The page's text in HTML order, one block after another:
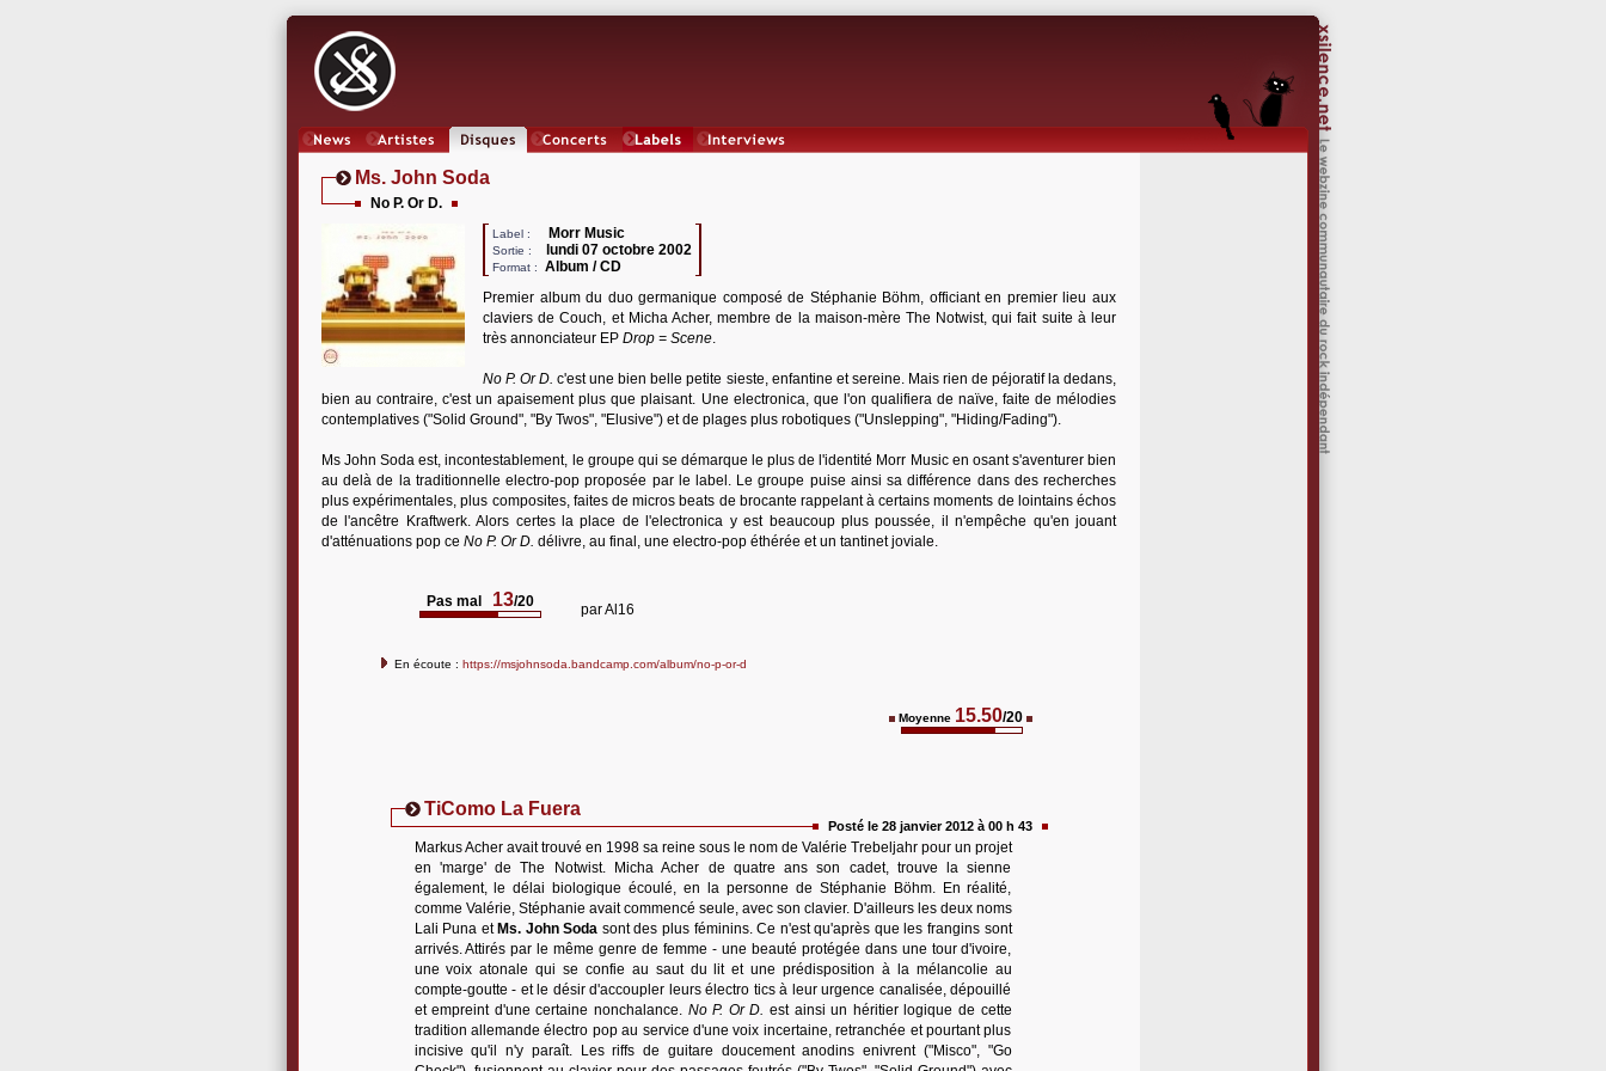
Ms. John Soda
No P. Or D.
Label : Morr Music
Sortie : lundi 07 octobre 2002
Format :
Album / CD
Premier album du duo germanique composé de Stéphanie Böhm, officiant en premier lieu aux
claviers de Couch, et Micha Acher, membre de la maison-mère The Notwist, qui fait suite à leur
très annonciateur EP Drop = Scene.
No P. Or D. c'est une bien belle petite sieste, enfantine et sereine. Mais rien de péjoratif la dedans,
bien au contraire, c'est un apaisement plus que plaisant. Une electronica, que l'on qualifiera de naïve, faite de mélodies
contemplatives ("Solid Ground", "By Twos", "Elusive") et de plages plus robotiques ("Unslepping", "Hiding/Fading").
Ms John Soda est, incontestablement, le groupe qui se démarque le plus de l'identité Morr Music en osant s'aventurer bien
au delà de la traditionnelle electro-pop proposée par le label. Le groupe puise ainsi sa différence dans des recherches
plus expérimentales, plus composites, faites de micros beats de brocante rappelant à certains moments de lointains échos
de l'ancêtre Kraftwerk. Alors certes la place de l'electronica y est beaucoup plus poussée, il n'empêche qu'en jouant
d'atténuations pop ce No P. Or D. délivre, au final, une electro-pop éthérée et un tantinet joviale.
Pas mal 13/20 parAl16
En écoute : https://msjohnsoda.bandcamp.com/album/no-p-or-d
Moyenne 15.50/20
TiComo La Fuera
Posté le 28 janvier 2012 à 00 h 43
Markus Acher avait trouvé en 1998 sa reine sous le nom de Valérie Trebeljahr pour un projet
en 'marge' de The Notwist. Micha Acher de quatre ans son cadet, trouve la sienne
également, le délai biologique écoulé, en la personne de Stéphanie Böhm. En réalité,
comme Valérie, Stéphanie avait commencé seule, avec son clavier. D'ailleurs les deux noms
Lali Puna et Ms. John Soda sont des plus féminins. Ce n'est qu'après que les frangins sont
arrivés. Attirés par le même genre de femme - une beauté protégée dans une tour d'ivoire,
une voix atonale qui se confie au saut du lit et une prédisposition à la mélancolie au
compte-goutte - et le désir d'accoupler leurs électro tics à leur urgence canalisée, dépouillé
et empreint d'une certaine nonchalance. No P. Or D. est ainsi un héritier logique de cette
tradition allemande électro pop au service d'une voix incertaine, retranchée et pourtant plus
incisive qu'il n'y paraît. Les riffs de guitare doucement anodins enivrent ("Misco", "Go